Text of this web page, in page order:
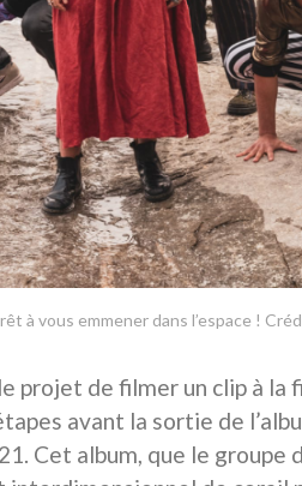
à vous emmener dans l’espace !
projet de filmer un clip à
avant la sortie de
Cet album, que le groupe